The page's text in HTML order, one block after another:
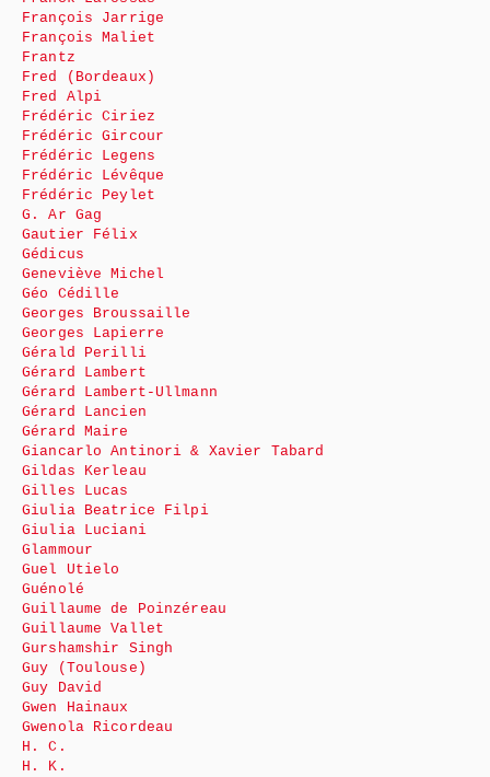
François Jarrige
François Maliet
Frantz
Fred (Bordeaux)
Fred Alpi
Frédéric Ciriez
Frédéric Gircour
Frédéric Legens
Frédéric Lévêque
Frédéric Peylet
G. Ar Gag
Gautier Félix
Gédicus
Geneviève Michel
Géo Cédille
Georges Broussaille
Georges Lapierre
Gérald Perilli
Gérard Lambert
Gérard Lambert-Ullmann
Gérard Lancien
Gérard Maire
Giancarlo Antinori & Xavier Tabard
Gildas Kerleau
Gilles Lucas
Giulia Beatrice Filpi
Giulia Luciani
Glammour
Guel Utielo
Guénolé
Guillaume de Poinzéreau
Guillaume Vallet
Gurshamshir Singh
Guy (Toulouse)
Guy David
Gwen Hainaux
Gwenola Ricordeau
H. C.
H. K.